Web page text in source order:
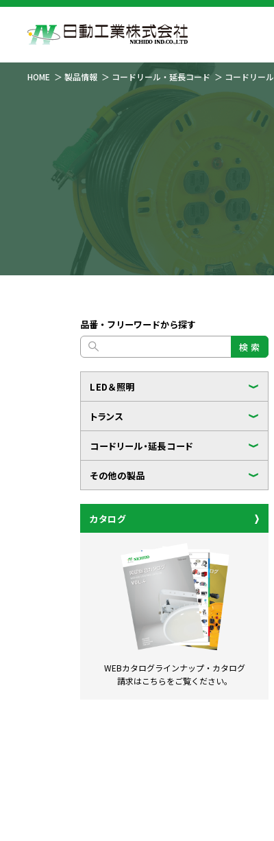
HOME 製品情報 コードリール・延長コード コードリール
品番・フリーワードから探す
検 索
LED＆照明
トランス
コードリール・延長コード
その他の製品
カタログ
WEBカタログラインナップ・ カタログ
請求はこちらをご覧ください。